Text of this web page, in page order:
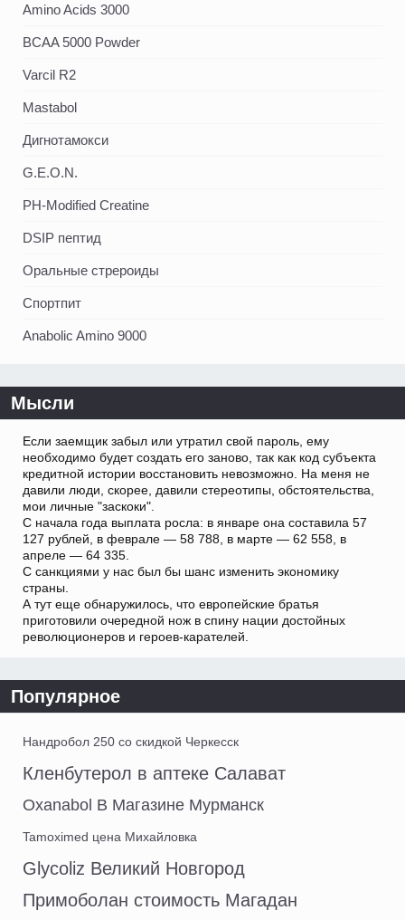
Amino Acids 3000
BCAA 5000 Powder
Varcil R2
Mastabol
Дигнотамокси
G.E.O.N.
PH-Modified Creatine
DSIP пептид
Оральные стрероиды
Спортпит
Anabolic Amino 9000
Мысли
Если заемщик забыл или утратил свой пароль, ему
необходимо будет создать его заново, так как код субъекта
кредитной истории восстановить невозможно. На меня не
давили люди, скорее, давили стереотипы, обстоятельства,
мои личные "заскоки".
С начала года выплата росла: в январе она составила 57
127 рублей, в феврале — 58 788, в марте — 62 558, в
апреле — 64 335.
С санкциями у нас был бы шанс изменить экономику
страны.
А тут еще обнаружилось, что европейские братья
приготовили очередной нож в спину нации достойных
революционеров и героев-карателей.
Популярное
Нандробол 250 со скидкой Черкесск
Кленбутерол в аптеке Салават
Oxanabol В Магазине Мурманск
Tamoximed цена Михайловка
Glycoliz Великий Новгород
Примоболан стоимость Магадан